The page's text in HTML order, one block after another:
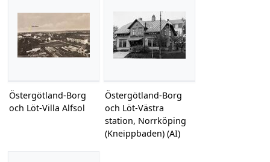
Östergötland-Borg
och Löt-Villa Alfsol
Östergötland-Borg
och Löt-Västra
station, Norrköping
(Kneippbaden) (AI)